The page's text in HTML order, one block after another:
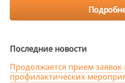
Последние новости
Продолжается прием заявок
профилактических